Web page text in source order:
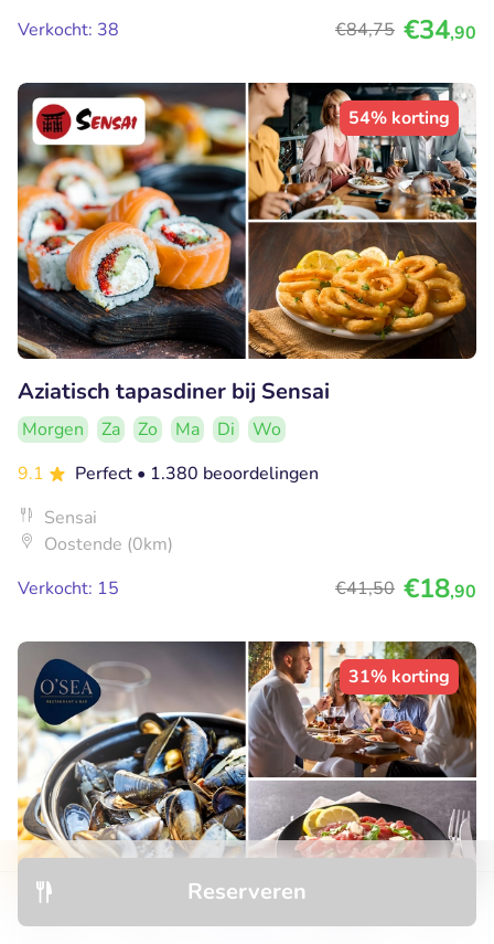
Reserveren
Verkocht: 38
€84,75 €34,90
54% korting
Aziatisch tapasdiner bij Sensai
Morgen Za Zo Ma Di
Wo
9.1
Perfect • 1.380 beoordelingen
Sensai
Oostende (0km)
Verkocht: 15
€41,50 €18,90
31% korting